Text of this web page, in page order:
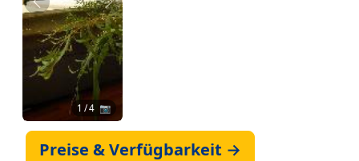
Zurück Weiter
1 / 4 📷
Preise & Verfügbarkeit →